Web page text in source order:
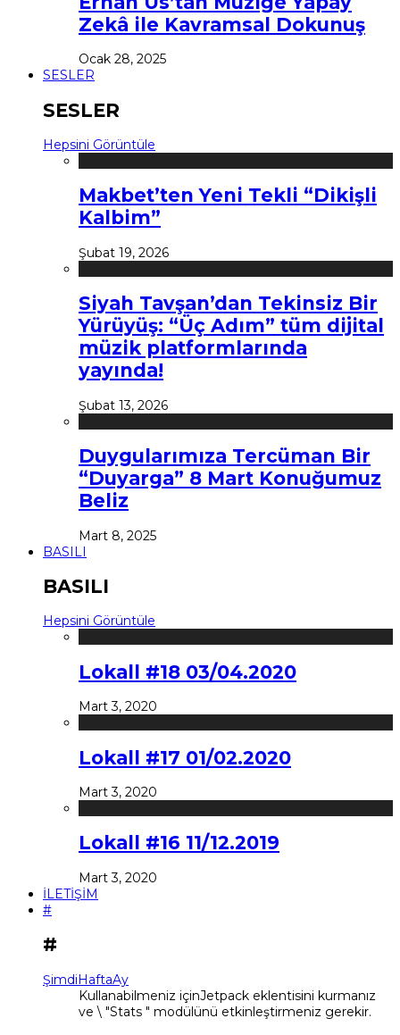
Zekâ ile Kavramsal Dokunuş
Ocak 28, 2025
SESLER
SESLER
Hepsini Görüntüle
Makbet’ten Yeni Tekli “Dikişli
Kalbim”
Şubat 19, 2026
Siyah Tavşan’dan Tekinsiz Bir
Yürüyüş: “Üç Adım” tüm dijital
müzik platformlarında
yayında!
Şubat 13, 2026
Duygularımıza Tercüman Bir
“Duyarga” 8 Mart Konuğumuz
Beliz
Mart 8, 2025
BASILI
BASILI
Hepsini Görüntüle
Lokall #18 03/04.2020
Mart 3, 2020
Lokall #17 01/02.2020
Mart 3, 2020
Lokall #16 11/12.2019
Mart 3, 2020
İLETİŞİM
#
#
ŞimdiHaftaAy
Kullanabilmeniz içinJetpack eklentisini kurmanız
ve \ "Stats " modülünü etkinleştirmeniz gerekir.